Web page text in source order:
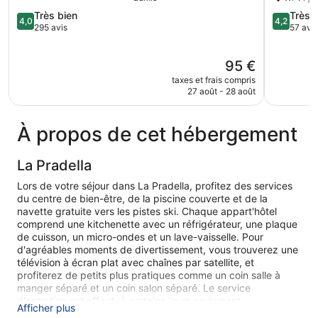
4.0
sur
4,0 Très bien
295 avis
Le
nouveau
prix
95 €
taxes et frais compris
27 août - 28 août
4.2
sur
4,2 Très
57 avis
À propos de cet hébergement
La Pradella
Lors de votre séjour dans La Pradella, profitez des services
du centre de bien-être, de la piscine couverte et de la
navette gratuite vers les pistes ski. Chaque appart'hôtel
comprend une kitchenette avec un réfrigérateur, une plaque
de cuisson, un micro-ondes et un lave-vaisselle. Pour
d'agréables moments de divertissement, vous trouverez une
télévision à écran plat avec chaînes par satellite, et
profiterez de petits plus pratiques comme un coin salle à
manger séparé et un coin salon séparé. Le service
d'entretien est effectué certains jours seulement.
Afficher plus